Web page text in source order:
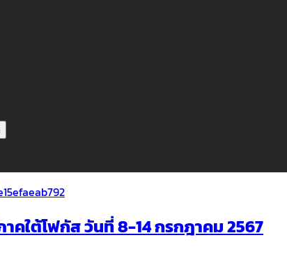
คใต้โฟกัส วันที่ 8-14 กรกฎาคม 2567